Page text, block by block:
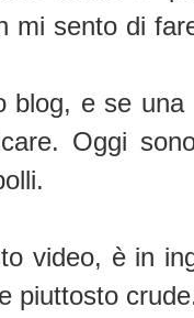
mi sento di
blog, e se
Oggi
video, è in
piuttosto